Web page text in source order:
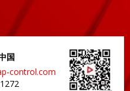
国
control.com